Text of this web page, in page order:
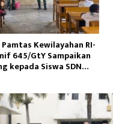
Masjid,Satgas
13/Nanggala Kerja
Warga Senaning